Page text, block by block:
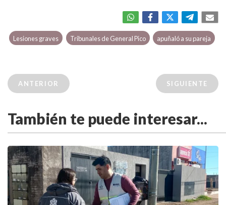
Lesiones graves Tribunales de General Pico apuñaló a su pareja
ANTERIOR SIGUIENTE
También te puede interesar...